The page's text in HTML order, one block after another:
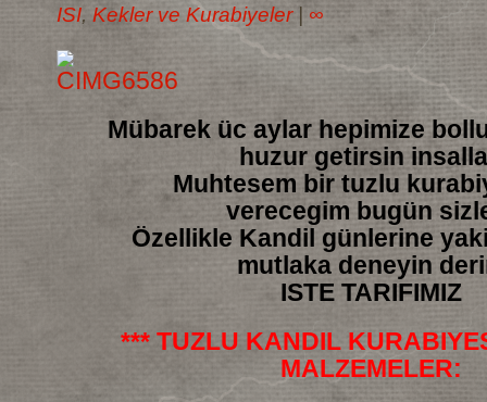
ISI, Kekler ve Kurabiyeler ∞
Mübarek üc aylar hepimize
huzur getirsin
Muhtesem bir tuzlu
verecegim bugün
Özellikle Kandil günlerine
mutlaka deneyin
ISTE TARIFIMIZ
*** TUZLU KANDIL
MALZEMELER: